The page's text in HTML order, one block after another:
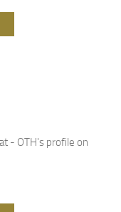
- OTH's profile on